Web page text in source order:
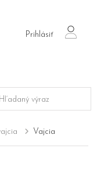
Prihlásiť
login
Vajcia